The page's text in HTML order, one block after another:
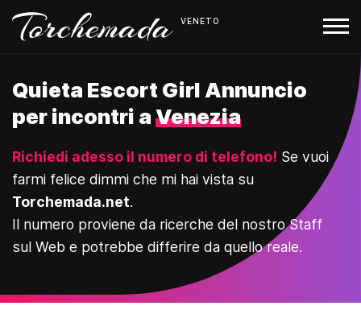
VENETO
Quieta Escort Girl Annuncio
per incontri aVenezia
Richiedi adesso il numero di telefono! Se vuoi
farmi felice dimmi che mi hai vista su
Torchemada.net.
Il numero proviene da ricerche del nostro Staff
sul Web e potrebbe differire da quello reale.